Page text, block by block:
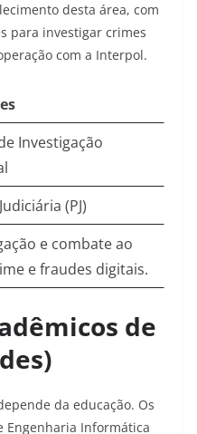
desta área, com
para investigar crimes
com a Interpol.
Investigação
(PJ)
e combate ao
e fraudes digitais.
de
da educação. Os
Engenharia Informática